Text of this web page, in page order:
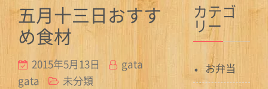
五月十三日おすす
め食材
2015年5月13日
gata
gata
未分類
カテゴ
リー
お弁当